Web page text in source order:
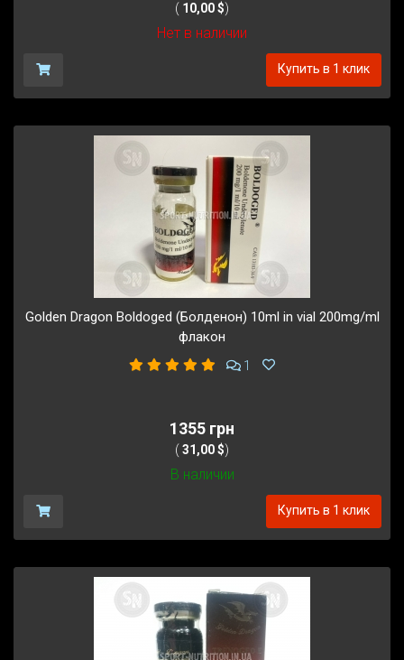
( 10,00 $)
Нет в наличии
Купить в 1 клик
Golden Dragon Boldoged (Болденон) 10ml in vial 200mg/ml
флакон
1
1355 грн
( 31,00 $)
В наличии
Купить в 1 клик